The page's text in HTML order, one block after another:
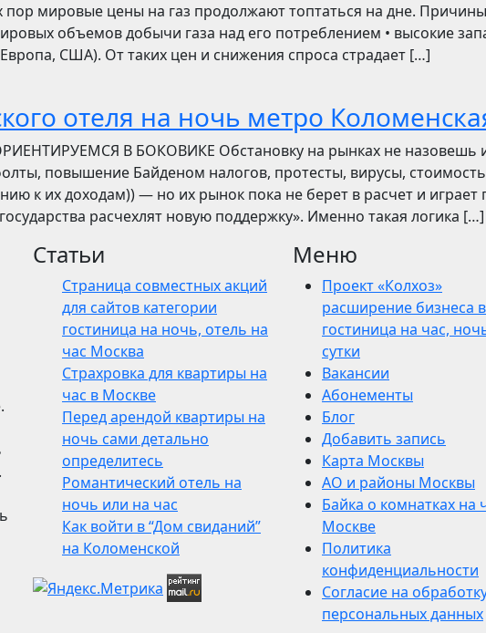
пор мировые цены на газ продолжают топтаться на дне. Причины
объемов добычи газа над его потреблением • высокие
США). От таких цен и снижения спроса страдает […]
отеля на ночь метро
В БОКОВИКЕ Обстановку на рынках не назовешь
повышение Байденом налогов, протесты, вирусы, стоимость
к их доходам)) — но их рынок пока не берет в расчет и играет
расчехлят новую поддержку». Именно такая логика […]
Статьи
Страница совместных акций
для сайтов категории
гостиница на ночь, отель на
час Москва
Страхровка для квартиры на
час в Москве
Перед арендой квартиры на
ночь сами детально
определитесь
Романтический отель на
ночь или на час
Как войти в “Дом свиданий”
на Коломенской
Меню
Проект «Колхоз»
расширение бизнеса
гостиница на час,
сутки
Вакансии
Абонементы
Блог
Добавить запись
Карта Москвы
АО и районы Москвы
Байка о комнатках на
Москве
Политика
конфиденциальности
Согласие на
персональных данных